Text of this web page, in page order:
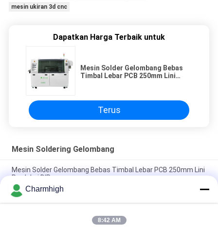
mesin ukiran 3d cnc
Dapatkan Harga Terbaik untuk
Mesin Solder Gelombang Bebas
Timbal Lebar PCB 250mm Lini
Terus
Mesin Soldering Gelombang
Mesin Solder Gelombang Bebas Timbal Lebar PCB 250mm Lini
Produksi DIP
PC Control Mesin Soldering Gelombang Bebas Timah
PC250DS, PC300DS, PC350DS Untuk Garis Produksi PCB DIP
Offline Single-Head Selective Wave Soldering Machine Kontrol
Charmhigh
8:42 AM